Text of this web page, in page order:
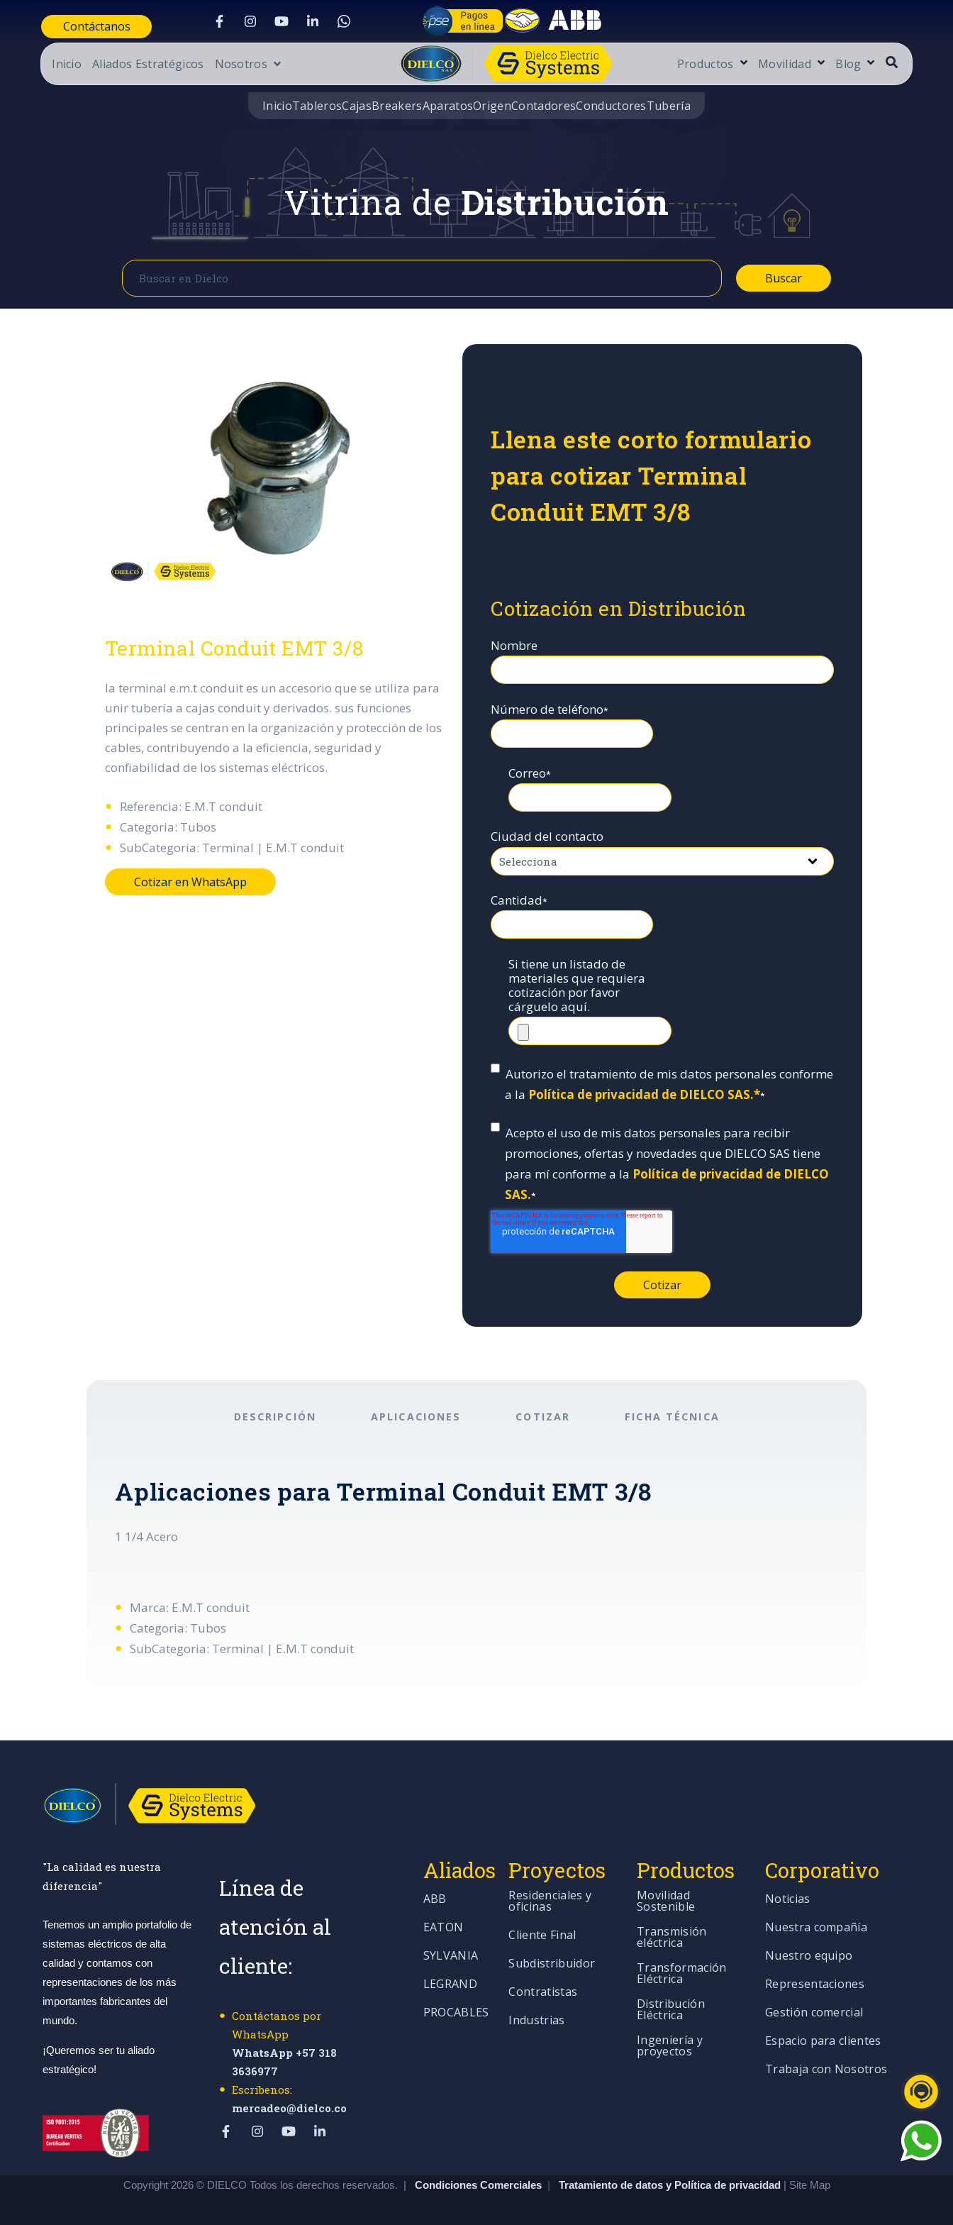
Contáctanos
Inicio Aliados Estratégicos Nosotros Productos Movilidad Blog
InicioTablerosCajasBreakersAparatosOrigenContadoresConductoresTubería
Vitrina deDistribución
Buscar
Buscar
Terminal Conduit EMT 3/8
la terminal e.m.t conduit es un accesorio que se utiliza para
unir tubería a cajas conduit y derivados. sus funciones
principales se centran en la organización y protección de los
cables, contribuyendo a la eficiencia, seguridad y
confiabilidad de los sistemas eléctricos.
Referencia: E.M.T conduit
Categoria: Tubos
SubCategoria: Terminal | E.M.T conduit
Cotizar en WhatsApp
Llena este corto formulario
para cotizar Terminal
Conduit EMT 3/8
Cotización en Distribución
Nombre
Número de teléfono*
Correo*
Ciudad del contacto
Cantidad*
Si tiene un listado de
materiales que requiera
cotización por favor
cárguelo aquí.
Autorizo el tratamiento de mis datos personales conforme
a la Política de privacidad de DIELCO SAS.**
Acepto el uso de mis datos personales para recibir
promociones, ofertas y novedades que DIELCO SAS tiene
para mí conforme a la Política de privacidad de DIELCO
SAS.*
DESCRIPCIÓN APLICACIONES COTIZAR FICHA TÉCNICA
Aplicaciones para Terminal Conduit EMT 3/8
1 1/4 Acero
Marca: E.M.T conduit
Categoria: Tubos
SubCategoria: Terminal | E.M.T conduit
"La calidad es nuestra
diferencia"
Tenemos un amplio portafolio de
sistemas eléctricos de alta
calidad y contamos con
representaciones de los más
importantes fabricantes del
mundo.
¡Queremos ser tu aliado
estratégico!
Línea de
atención al
cliente:
Contáctanos por
WhatsApp
WhatsApp +57 318
3636977
Escríbenos:
mercadeo@dielco.co
Aliados
ABB
EATON
SYLVANIA
LEGRAND
PROCABLES
Proyectos
Residenciales y
oficinas
Cliente Final
Subdistribuidor
Contratistas
Industrias
Productos
Movilidad
Sostenible
Transmisión
eléctrica
Transformación
Eléctrica
Distribución
Eléctrica
Ingeniería y
proyectos
Corporativo
Noticias
Nuestra compañía
Nuestro equipo
Representaciones
Gestión comercial
Espacio para clientes
Trabaja con Nosotros
Copyright 2026 © DIELCO Todos los derechos reservados. | Condiciones Comerciales| Tratamiento de datos y Política de privacidad | Site Map